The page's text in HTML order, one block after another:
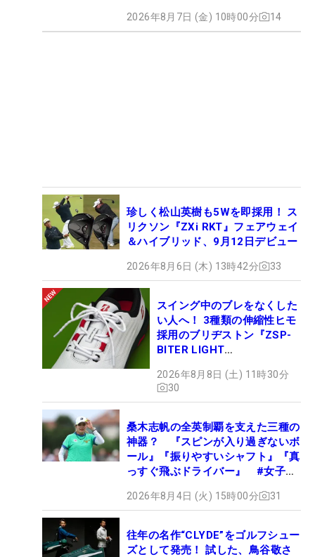
2026年8月7日 (金) 10時00分 14
珍しく松山英樹も5Wを即採用！ ス
リクソン『ZXi RKT』フェアウェイ
＆ハイブリッド、9月12日デビュー
2026年8月6日 (木) 13時42分 33
スイング中のブレをなくした
い人へ！ 3種類の伸縮性ヒモ
採用のブリヂストン『ZSP-
BITER LIGHT
ュー
2026年8月8日 (土) 11時30分
30
桑木志帆の全英制覇を支えた三種の
神器？ 『スピンが入り過ぎないボ
ール』『振りやすいシャフト』『真
っすぐ飛ぶドライバー』 #女子プ
2026年8月4日 (火) 15時00分 31
往年の名作“CLYDE”をゴルフシュー
ズとして発売！ 試した、鳥谷敬さ